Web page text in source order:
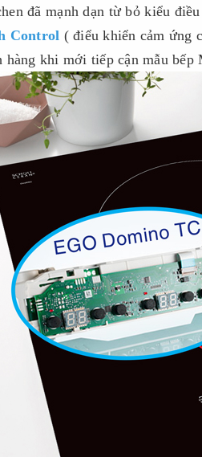
đã mạnh dạn từ bỏ kiểu
Control ( điểu khiển cảm ứng
hàng khi mới tiếp cận mẫu